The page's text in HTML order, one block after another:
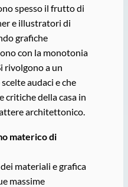
spesso il frutto di
e illustratori di
grafiche
con la monotonia
rivolgono a un
audaci e che
critiche della casa in
architettonico.
materico di
materiali e grafica
massime